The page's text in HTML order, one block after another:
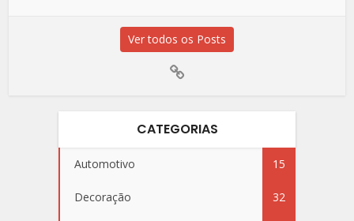
Ver todos os Posts
CATEGORIAS
Automotivo 15
Decoração 32